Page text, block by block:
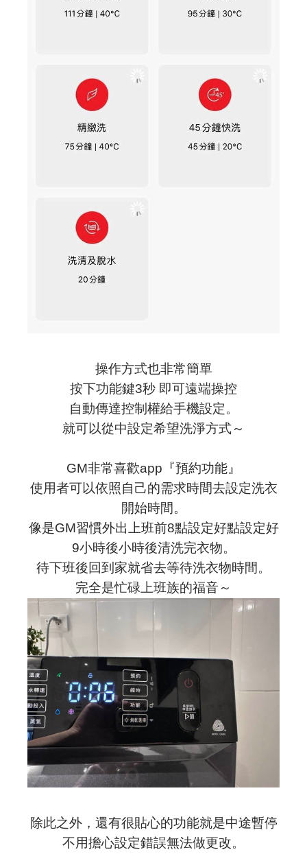
操作方式也非常簡單
按下功能鍵3秒 即可遠端操控
自動傳達控制權給手機設定。
就可以從中設定希望洗淨方式～
GM非常喜歡app『預約功能』
使用者可以依照自己的需求時間去設定洗衣
開始時間。
像是GM習慣外出上班前8點設定好點設定好
9小時後小時後清洗完衣物。
待下班後回到家就省去等待洗衣物時間。
完全是忙碌上班族的福音～
除此之外，還有很貼心的功能就是中途暫停
不用擔心設定錯誤無法做更改。